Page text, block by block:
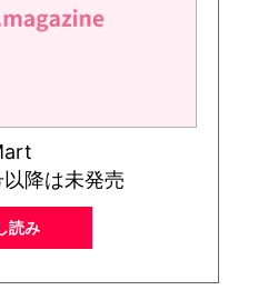
降は未発売
読み